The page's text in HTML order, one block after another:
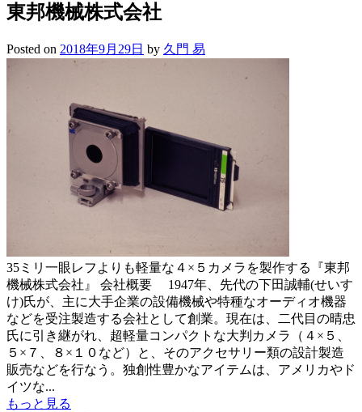
東邦機械株式会社
Posted on 2018年9月29日 by 久門 易
35ミリ一眼レフよりも軽量な４×５カメラを製作する『東邦
機械株式会社』 会社概要 1947年、先代の下田誠輔(せいす
け)氏が、主に大手企業の設備機械や特種なオーディオ機器
などを受注製造する会社として創業。現在は、二代目の晴忠
氏に引き継がれ、超軽量コンパクトな大判カメラ（４×５、
５×７、８×１０など）と、そのアクセサリー類の設計製造
販売などを行なう。独創性豊かなアイテムは、アメリカやド
イツな...
もっと見る